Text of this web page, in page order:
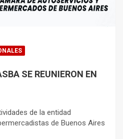
SE REUNIERON EN
de la entidad
de Buenos Aires